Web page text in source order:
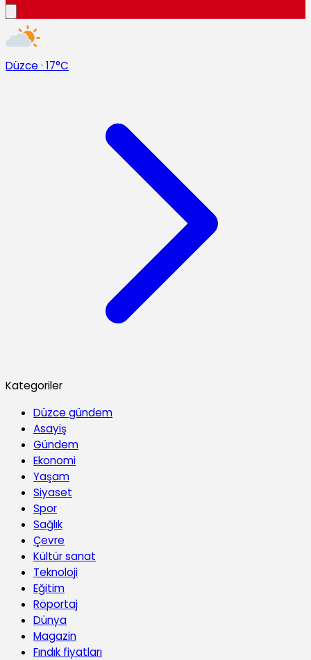
Düzce · 17°C
Kategoriler
Düzce gündem
Asayiş
Gündem
Ekonomi
Yaşam
Siyaset
Spor
Sağlık
Çevre
Kültür sanat
Teknoloji
Eğitim
Röportaj
Dünya
Magazin
Fındık fiyatları